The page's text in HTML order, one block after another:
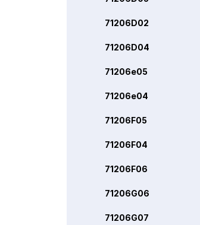
71206D02
71206D04
71206e05
71206e04
71206F05
71206F04
71206F06
71206G06
71206G07